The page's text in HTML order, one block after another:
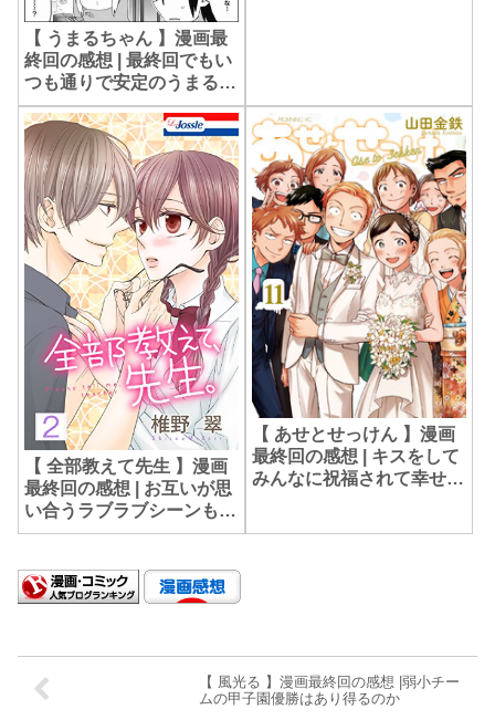
【 うまるちゃん 】漫画最
終回の感想 | 最終回でもい
つも通りで安定のうまるち
ゃん
【 全部教えて先生 】漫画
最終回の感想 | お互いが思
い合うラブラブシーンも見
逃せない
【 あせとせっけん 】漫画
最終回の感想 | キスをして
みんなに祝福されて幸せな
【 風光る 】漫画最終回の感想 |弱小チー
ムの甲子園優勝はあり得るのか